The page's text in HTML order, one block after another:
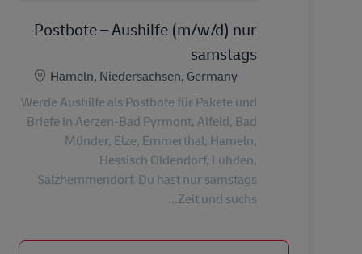
Postbote – Aushilfe (m/w/d) nur
samstags
الموقع
Hameln, Niedersachsen, Germany
Werde Aushilfe als Postbote für Pakete und
Briefe in Aerzen-Bad Pyrmont, Alfeld, Bad
Münder, Elze, Emmerthal, Hameln,
Hessisch Oldendorf, Luhden,
Salzhemmendorf. Du hast nur samstags
Zeit und suchs...